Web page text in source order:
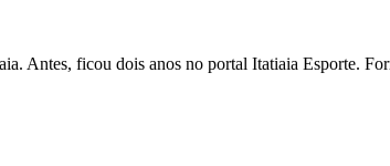
Antes, ficou dois anos no portal Itatiaia Esporte.